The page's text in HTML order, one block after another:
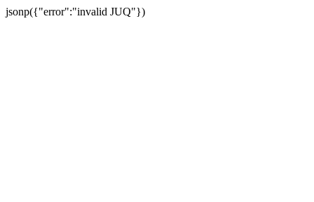
jsonp({"error":"invalid JUQ"})